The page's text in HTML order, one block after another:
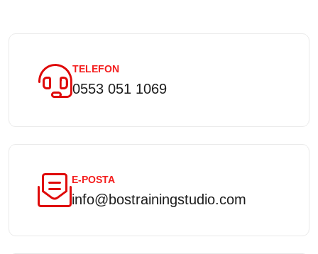
TELEFON
0553 051 1069
E-POSTA
info@bostrainingstudio.com